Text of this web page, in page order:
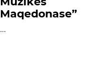
Maqedonase”
...